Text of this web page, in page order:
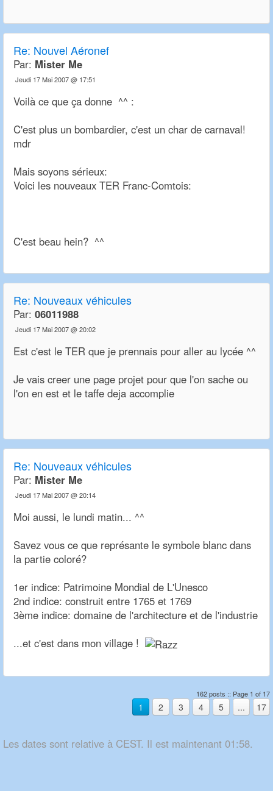
Re: Nouvel Aéronef
Par: Mister Me
Jeudi 17 Mai 2007 @ 17:51
Voilà ce que ça donne ^^ :
C'est plus un bombardier, c'est un char de carnaval!
mdr
Mais soyons sérieux:
Voici les nouveaux TER Franc-Comtois:
C'est beau hein? ^^
Re: Nouveaux véhicules
Par: 06011988
Jeudi 17 Mai 2007 @ 20:02
Est c'est le TER que je prennais pour aller au lycée ^^
Je vais creer une page projet pour que l'on sache ou
l'on en est et le taffe deja accomplie
Re: Nouveaux véhicules
Par: Mister Me
Jeudi 17 Mai 2007 @ 20:14
Moi aussi, le lundi matin... ^^
Savez vous ce que représante le symbole blanc dans
la partie coloré?
1er indice: Patrimoine Mondial de L'Unesco
2nd indice: construit entre 1765 et 1769
3ème indice: domaine de l'architecture et de l'industrie
...et c'est dans mon village !
162 posts :: Page 1 of 17
1 2 3 4 5 ... 17
Les dates sont relative à CEST. Il est maintenant 01:58.